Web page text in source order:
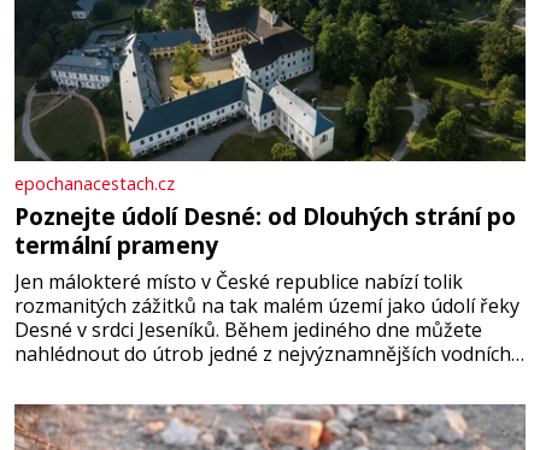
epochanacestach.cz
Poznejte údolí Desné: od Dlouhých strání po
termální prameny
Jen málokteré místo v České republice nabízí tolik
rozmanitých zážitků na tak malém území jako údolí řeky
Desné v srdci Jeseníků. Během jediného dne můžete
nahlédnout do útrob jedné z nejvýznamnějších vodních
se na koloběžce a den zakončit poznáváním památek ve
Velkých Losinách nebo v termálním